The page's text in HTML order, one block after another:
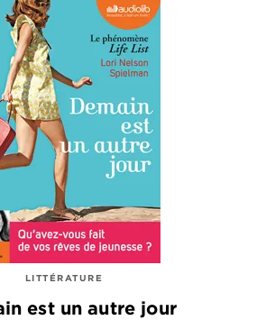
LITTÉRATURE
est un autre jour